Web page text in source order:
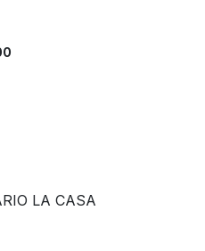
LA CASA